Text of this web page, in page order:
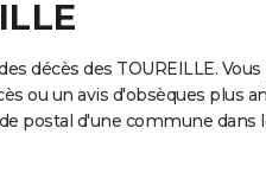
décès des TOUREILLE. Vous
ou un avis d'obsèques plus
postal d'une commune dans